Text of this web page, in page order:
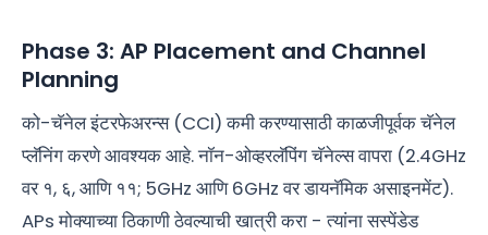
Phase 3: AP Placement and Channel
Planning
को-चॅनेल इंटरफेअरन्स (CCI) कमी करण्यासाठी काळजीपूर्वक चॅनेल
प्लॅनिंग करणे आवश्यक आहे. नॉन-ओव्हरलॅपिंग चॅनेल्स वापरा (2.4GHz
वर १, ६, आणि ११; 5GHz आणि 6GHz वर डायनॅमिक असाइनमेंट).
APs मोक्याच्या ठिकाणी ठेवल्याची खात्री करा - त्यांना सस्पेंडेड